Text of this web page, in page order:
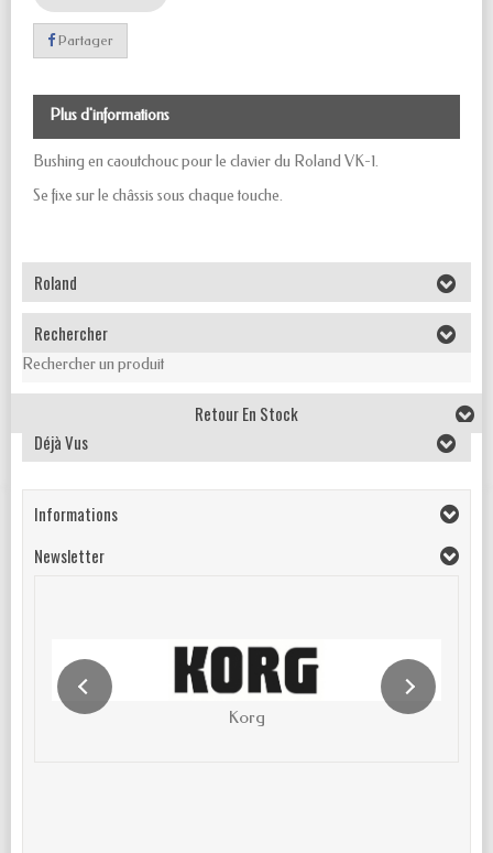
Partager
Plus d'informations
Bushing en caoutchouc pour le clavier du Roland VK-1.
Se fixe sur le châssis sous chaque touche.
Roland
Rechercher
Rechercher un produit
Retour En Stock
Déjà Vus
Informations
Newsletter
Korg